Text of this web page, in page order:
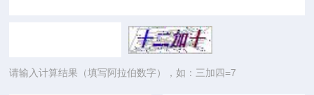
请输入计算结果（填写阿拉伯数字），如：三加四=7